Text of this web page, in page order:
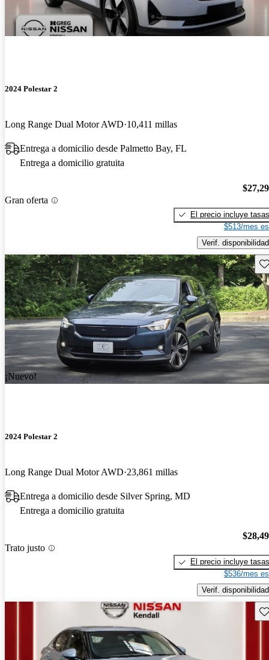
2024 Polestar 2
Long Range Dual Motor AWD 10,411 millas
Entrega a domicilio desde Palmetto Bay, FL
Entrega a domicilio gratuita
Gran oferta
El precio incluye tasas
$513/mes
Verif. disponibilidad
¡Nuevo!
2024 Polestar 2
Long Range Dual Motor AWD 23,861 millas
Entrega a domicilio desde Silver Spring, MD
Entrega a domicilio gratuita
Trato justo
El precio incluye tasas
$536/mes
Verif. disponibilidad